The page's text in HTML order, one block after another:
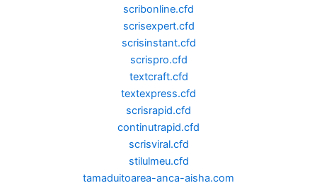
scribonline.cfd
scrisexpert.cfd
scrisinstant.cfd
scrispro.cfd
textcraft.cfd
textexpress.cfd
scrisrapid.cfd
continutrapid.cfd
scrisviral.cfd
stilulmeu.cfd
tamaduitoarea-anca-aisha.com